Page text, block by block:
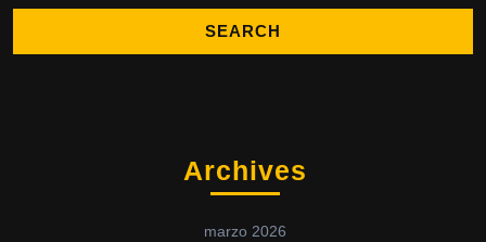
Archives
marzo 2026